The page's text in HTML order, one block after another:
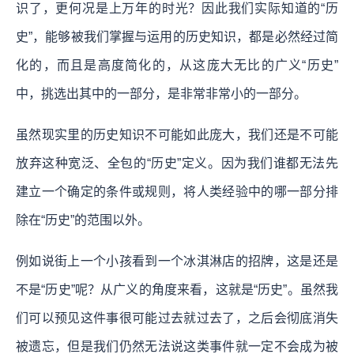
识了，更何况是上万年的时光？因此我们实际知道的“历
史”，能够被我们掌握与运用的历史知识，都是必然经过简
化的，而且是高度简化的，从这庞大无比的广义“历史”
中，挑选出其中的一部分，是非常非常小的一部分。
虽然现实里的历史知识不可能如此庞大，我们还是不可能
放弃这种宽泛、全包的“历史”定义。因为我们谁都无法先
建立一个确定的条件或规则，将人类经验中的哪一部分排
除在“历史”的范围以外。
例如说街上一个小孩看到一个冰淇淋店的招牌，这是还是
不是“历史”呢？从广义的角度来看，这就是“历史”。虽然我
们可以预见这件事很可能过去就过去了，之后会彻底消失
被遗忘，但是我们仍然无法说这类事件就一定不会成为被